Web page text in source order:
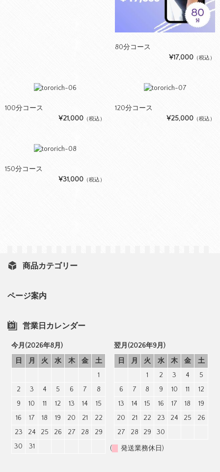
80分コース
¥17,000 （税込）
100分コース
¥21,000 （税込）
120分コース
¥25,000 （税込）
150分コース
¥31,000 （税込）
商品カテゴリー
ページ案内
営業日カレンダー
今月(2026年8月)
日
月 火 水 木 金
土
1
2
3 4 5 6 7
8
9
10 11 12 13 14
15
16
17 18 19 20 21
22
23
24 25 26 27 28
29
30
31
翌月(2026年9月)
日
月 火 水 木 金
土
1
2 3 4
5
6
7 8 9 10 11
12
13
14 15 16 17 18
19
20
21 22 23 24 25
26
27
28 29 30
( 発送業務休日)